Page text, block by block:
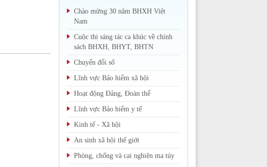
Chào mừng 30 năm BHXH Việt
Nam
Cuộc thi sáng tác ca khúc về chính
sách BHXH, BHYT, BHTN
Chuyển đổi số
Lĩnh vực Bảo hiểm xã hội
Hoạt động Đảng, Đoàn thể
Lĩnh vực Bảo hiểm y tế
Kinh tế - Xã hội
An sinh xã hội thế giới
Phòng, chống và cai nghiện ma túy